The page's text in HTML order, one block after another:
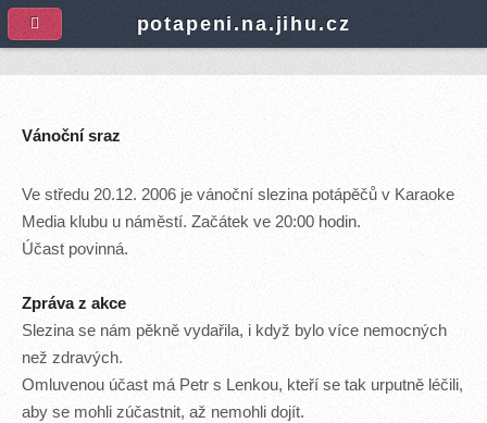
A
Vánoční sraz
Ve středu 20.12. 2006 je vánoční slezina potápěčů v Karaoke
Media klubu u náměstí. Začátek ve 20:00 hodin.
Účast povinná.
Zpráva z akce
Slezina se nám pěkně vydařila, i když bylo více nemocných
než zdravých.
Omluvenou účast má Petr s Lenkou, kteří se tak urputně léčili,
aby se mohli zúčastnit, až nemohli dojít.
potapeni.na.jihu.cz